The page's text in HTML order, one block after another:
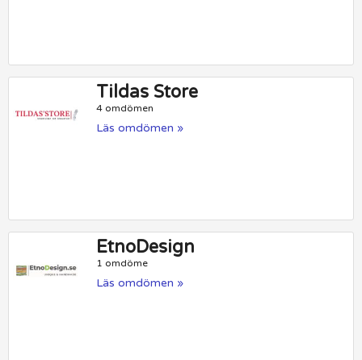
Tildas Store
4 omdömen
Läs omdömen »
EtnoDesign
1 omdöme
Läs omdömen »